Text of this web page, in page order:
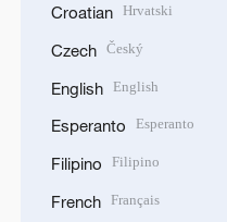
Croatian Hrvatski
Czech Český
English English
Esperanto Esperanto
Filipino Filipino
French Français